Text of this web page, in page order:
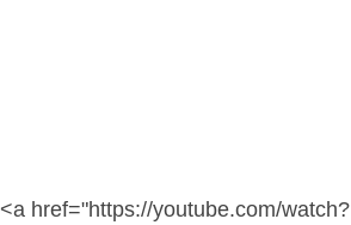
<a href="https://youtube.com/watch?